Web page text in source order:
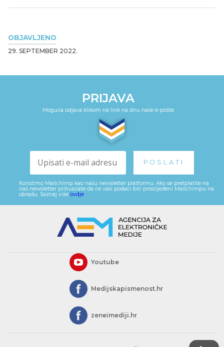
OBJAVLJENO
29. SEPTEMBER 2022.
PRIJAVA
Moguća odjava klikom na link na dnu naše e-pošte
Koristimo Mailchimp kao našu newsletter platformu. Ako se pretplatite na
naš newsletter prihvaćate da će vaši podaci biti proslijeđeni Mailchimpu na
obradu. Saznaj više ovdje
Youtube
Medijskapismenost.hr
zeneimediji.hr